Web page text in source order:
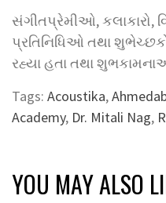
સંગીતપ્રેમીઓ, કલાકારો,
પ્રતિનિધિઓ તથા
રહ્યા હતા તથા
Tags: Acoustika,
Academy, Dr. Mitali Nag,
YOU MAY ALSO